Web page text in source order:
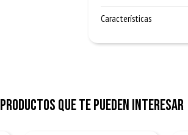
Características
Productos que te pueden interesar